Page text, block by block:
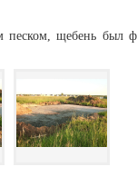
песком, щебень был